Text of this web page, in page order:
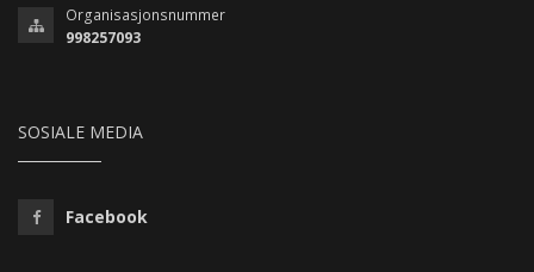
Organisasjonsnummer
998257093
SOSIALE MEDIA
Facebook